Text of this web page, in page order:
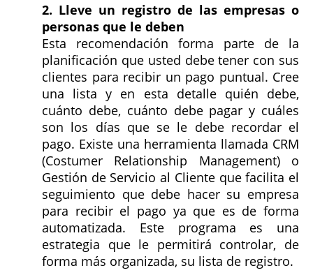
2. Lleve un registro de las empresas o
personas que le deben
Esta recomendación forma parte de la
planificación que usted debe tener con sus
clientes para recibir un pago puntual. Cree
una lista y en esta detalle quién debe,
cuánto debe, cuánto debe pagar y cuáles
son los días que se le debe recordar el
pago. Existe una herramienta llamada CRM
(Costumer Relationship Management) o
Gestión de Servicio al Cliente que facilita el
seguimiento que debe hacer su empresa
para recibir el pago ya que es de forma
automatizada. Este programa es una
estrategia que le permitirá controlar, de
forma más organizada, su lista de registro.